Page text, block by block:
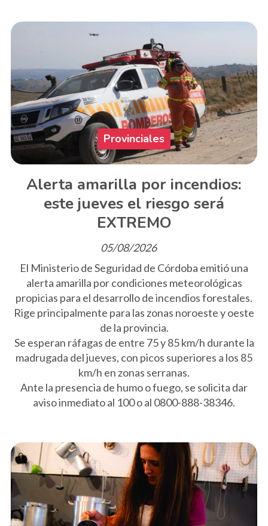
Alerta amarilla por incendios:
este jueves el riesgo será
EXTREMO
Provinciales
05/08/2026
El Ministerio de Seguridad de Córdoba emitió una
alerta amarilla por condiciones meteorológicas
propicias para el desarrollo de incendios forestales.
Rige principalmente para las zonas noroeste y oeste
de la provincia.
Se esperan ráfagas de entre 75 y 85 km/h durante la
madrugada del jueves, con picos superiores a los 85
km/h en zonas serranas.
Ante la presencia de humo o fuego, se solicita dar
aviso inmediato al 100 o al 0800-888-38346.